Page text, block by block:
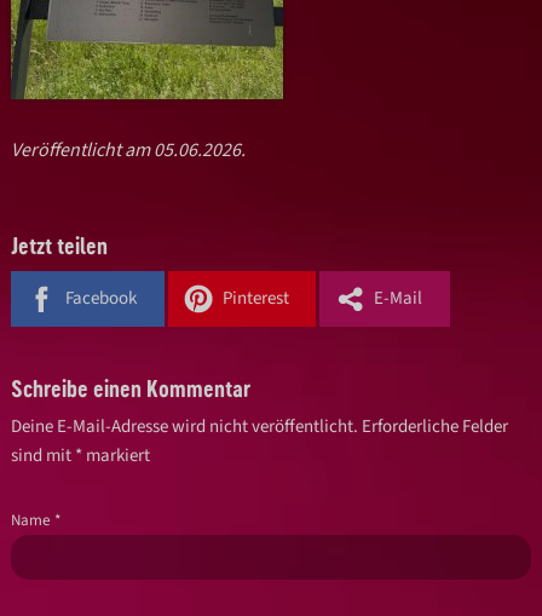
Veröffentlicht am 05.06.2026.
Jetzt teilen
Facebook Pinterest E-Mail
Schreibe einen Kommentar
Deine E-Mail-Adresse wird nicht veröffentlicht. Erforderliche Felder
sind mit*markiert
Name *